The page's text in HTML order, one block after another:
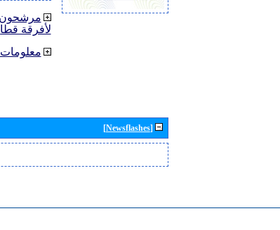
مرشحون
لأفرقة
[Newsflashes]